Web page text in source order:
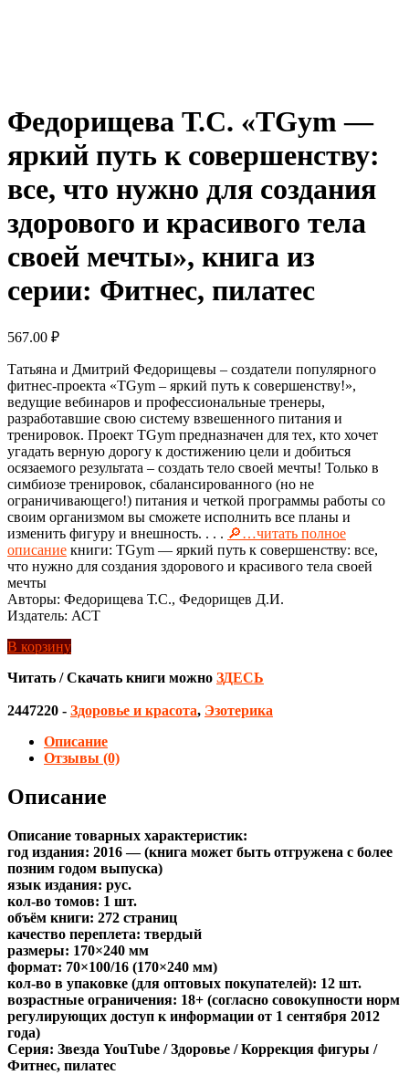
Федорищева Т.С. «TGym —
яркий путь к совершенству:
все, что нужно для создания
здорового и красивого тела
своей мечты», книга из
серии: Фитнес, пилатес
567.00 ₽
Татьяна и Дмитрий Федорищевы – создатели популярного
фитнес-проекта «TGym – яркий путь к совершенству!»,
ведущие вебинаров и профессиональные тренеры,
разработавшие свою систему взвешенного питания и
тренировок. Проект TGym предназначен для тех, кто хочет
угадать верную дорогу к достижению цели и добиться
осязаемого результата – создать тело своей мечты! Только в
симбиозе тренировок, сбалансированного (но не
ограничивающего!) питания и четкой программы работы со
своим организмом вы сможете исполнить все планы и
изменить фигуру и внешность. . . . 🔎…читать полное
описание книги: TGym — яркий путь к совершенству: все,
что нужно для создания здорового и красивого тела своей
мечты
Авторы: Федорищева Т.С., Федорищев Д.И.
Издатель: АСТ
В корзину
Читать / Скачать книги можно ЗДЕСЬ
2447220 - Здоровье и красота, Эзотерика
Описание
Отзывы (0)
Описание
Описание товарных характеристик:
год издания: 2016 — (книга может быть отгружена c более
позним годом выпуска)
язык издания: рус.
кол-во томов: 1 шт.
объём книги: 272 страниц
качество переплета: твердый
размеры: 170×240 мм
формат: 70×100/16 (170×240 мм)
кол-во в упаковке (для оптовых покупателей): 12 шт.
возрастные ограничения: 18+ (согласно совокупности норм
регулирующих доступ к информации от 1 сентября 2012
года)
Серия: Звезда YouTube / Здоровье / Коррекция фигуры /
Фитнес, пилатес